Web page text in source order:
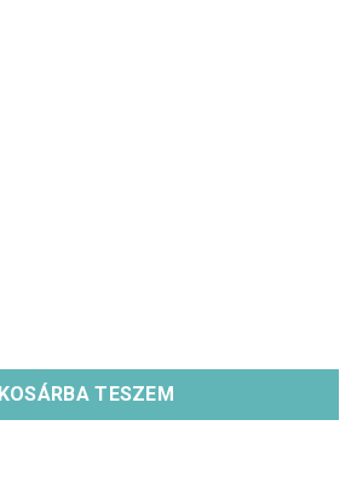
KOSÁRBA TESZEM